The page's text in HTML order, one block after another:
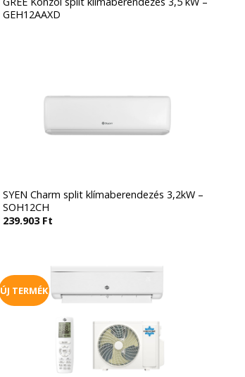
GEH12AAXD
SYEN Charm split klímaberendezés 3,2kW –
SOH12CH
239.903 Ft
ÚJ TERMÉK